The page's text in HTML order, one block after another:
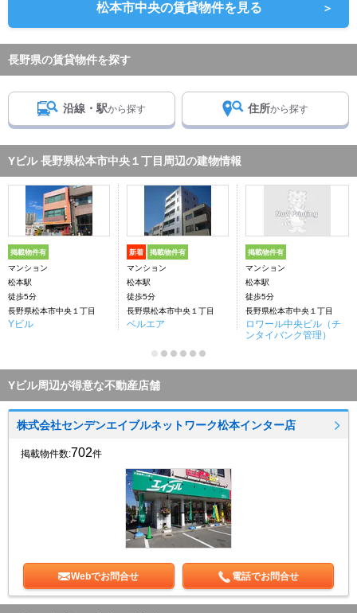
松本市中央の賃貸物件を見る ＞
長野県の賃貸物件を探す
沿線・駅から探す 住所から探す
Yビル 長野県松本市中央１丁目周辺の建物情報
掲載物件有
マンション
松本駅
徒歩5分
長野県松本市中央１丁目
Yビル
新着 掲載物件有
マンション
松本駅
徒歩5分
長野県松本市中央１丁目
ベルエア
掲載物件有
マンション
松本駅
徒歩5分
長野県松本市中央１丁目
ロワール中央ビル（チ
ンタイバンク管理）
Yビル周辺が得意な不動産店舗
株式会社センデンエイブルネットワーク松本インター店
掲載物件数:702件
Webでお問合せ 電話でお問合せ